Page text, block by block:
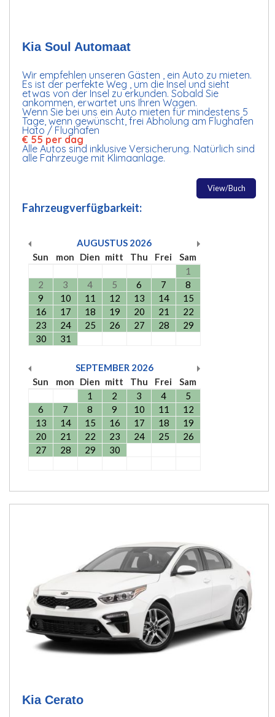
Kia Soul Automaat
Wir empfehlen unseren Gästen , ein Auto zu mieten.
Es ist der perfekte Weg , um die Insel und sieht
etwas von der Insel zu erkunden. Sobald Sie
ankommen, erwartet uns Ihren Wagen.
Wenn Sie bei uns ein Auto mieten für mindestens 5
Tage, wenn gewünscht, frei Abholung am Flughafen
Hato / Flughafen
€ 55 per dag
Alle Autos sind inklusive Versicherung. Natürlich sind
alle Fahrzeuge mit Klimaanlage.
View/Buch
Fahrzeugverfügbarkeit:
AUGUSTUS 2026
Sun
mon Dien mitt Thu Frei
Sam
1
2
3 4 5 6 7
8
9
10 11 12 13 14
15
16
17 18 19 20 21
22
23
24 25 26 27 28
29
30
31
SEPTEMBER 2026
Sun
mon Dien mitt Thu Frei
Sam
1
2 3 4
5
6
7 8 9 10 11
12
13
14 15 16 17 18
19
20
21 22 23 24 25
26
27
28 29 30
Kia Cerato